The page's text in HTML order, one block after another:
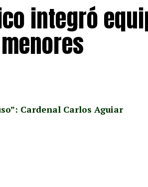
integró
Cardenal Carlos Aguiar